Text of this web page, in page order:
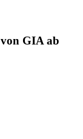
GIA ab